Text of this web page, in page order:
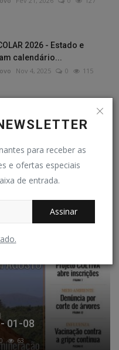
para receber as
e ofertas especiais
de entrada.
Assinar
2026 - Estado e
calendário...
Nov 4, 2025 0 115
01-08
0 63